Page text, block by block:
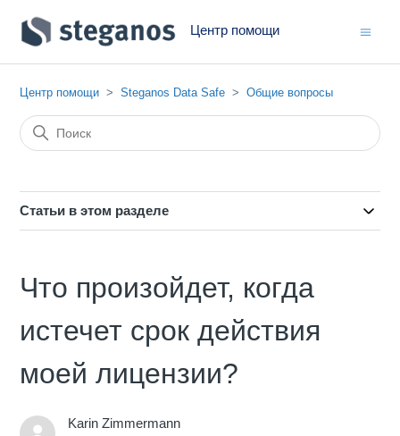
Центр помощи
Центр помощи Steganos Data Safe Общие вопросы
Статьи в этом разделе
Что произойдет, когда
истечет срок действия
моей лицензии?
Karin Zimmermann